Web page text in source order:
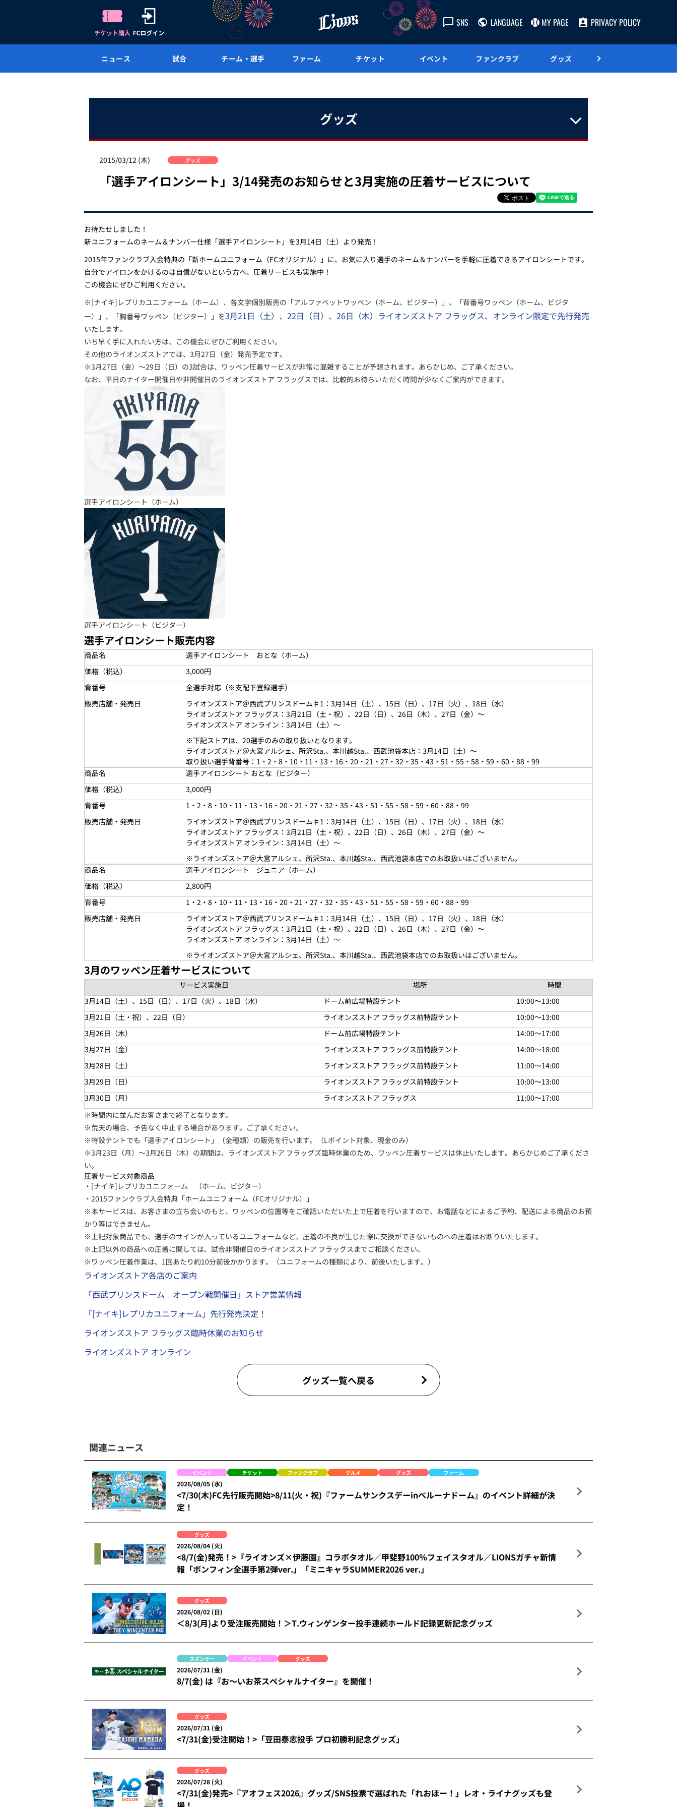
SNS LANGUAGE MY PAGE PRIVACY POLICY
ニュース 試合 チーム・選手 ファーム チケット イベント ファンクラブ グッズ
グッズ
2015/03/12 (木) グッズ
「選手アイロンシート」3/14発売のお知らせと3月実施の圧着サービスについて
お待たせしました！
新ユニフォームのネーム＆ナンバー仕様「選手アイロンシート」を3月14日（土）より発売！
2015年ファンクラブ入会特典の「新ホームユニフォーム（FCオリジナル）」に、お気に入り選手のネーム＆ナンバーを手軽に圧着できるアイロンシートです。
自分でアイロンをかけるのは自信がないという方へ、圧着サービスも実施中！
この機会にぜひご利用ください。
※[ナイキ]レプリカユニフォーム（ホーム）、各文字個別販売の「アルファベットワッペン（ホーム、ビジター）」、「背番号ワッペン（ホーム、ビジタ
ー）」、「胸番号ワッペン（ビジター）」を3月21日（土）、22日（日）、26日（木）ライオンズストア フラッグス、オンライン限定で先行発売
いたします。
いち早く手に入れたい方は、この機会にぜひご利用ください。
その他のライオンズストアでは、3月27日（金）発売予定です。
※3月27日（金）～29日（日）の3試合は、ワッペン圧着サービスが非常に混雑することが予想されます。あらかじめ、ご了承ください。
なお、平日のナイター開催日や非開催日のライオンズストア フラッグスでは、比較的お待ちいただく時間が少なくご案内ができます。
選手アイロンシート（ホーム）
選手アイロンシート（ビジター）
選手アイロンシート販売内容
商品名
選手アイロンシート おとな（ホーム）
価格（税込）
3,000円
背番号
全選手対応（※支配下登録選手）
販売店舗・発売日
ライオンズストア＠西武プリンスドーム♯1：3月14日（土）、15日（日）、17日（火）、18日（水）
ライオンズストア フラッグス：3月21日（土・祝）、22日（日）、26日（木）、27日（金）～
ライオンズストア オンライン：3月14日（土）～
※下記ストアは、20選手のみの取り扱いとなります。
ライオンズストア＠大宮アルシェ、所沢Sta.、本川越Sta.、西武池袋本店：3月14日（土）～
取り扱い選手背番号：1・2・8・10・11・13・16・20・21・27・32・35・43・51・55・58・59・60・88・99
商品名
選手アイロンシート おとな（ビジター）
価格（税込）
3,000円
背番号
1・2・8・10・11・13・16・20・21・27・32・35・43・51・55・58・59・60・88・99
販売店舗・発売日
ライオンズストア＠西武プリンスドーム♯1：3月14日（土）、15日（日）、17日（火）、18日（水）
ライオンズストア フラッグス：3月21日（土・祝）、22日（日）、26日（木）、27日（金）～
ライオンズストア オンライン：3月14日（土）～
※ライオンズストア＠大宮アルシェ、所沢Sta.、本川越Sta.、西武池袋本店でのお取扱いはございません。
商品名
選手アイロンシート ジュニア（ホーム）
価格（税込）
2,800円
背番号
1・2・8・10・11・13・16・20・21・27・32・35・43・51・55・58・59・60・88・99
販売店舗・発売日
ライオンズストア＠西武プリンスドーム♯1：3月14日（土）、15日（日）、17日（火）、18日（水）
ライオンズストア フラッグス：3月21日（土・祝）、22日（日）、26日（木）、27日（金）～
ライオンズストア オンライン：3月14日（土）～
※ライオンズストア＠大宮アルシェ、所沢Sta.、本川越Sta.、西武池袋本店でのお取扱いはございません。
3月のワッペン圧着サービスについて
サービス実施日 場所
時間
3月14日（土）、15日（日）、17日（火）、18日（水） ドーム前広場特設テント
10:00～13:00
3月21日（土・祝）、22日（日） ライオンズストア フラッグス前特設テント
10:00～13:00
3月26日（木）
ドーム前広場特設テント
14:00～17:00
3月27日（金）
ライオンズストア フラッグス前特設テント
14:00～18:00
3月28日（土） ライオンズストア フラッグス前特設テント
11:00～14:00
3月29日（日） ライオンズストア フラッグス前特設テント
10:00～13:00
3月30日（月）
ライオンズストア フラッグス
11:00～17:00
※時間内に並んだお客さまで終了となります。
※荒天の場合、予告なく中止する場合があります。ご了承ください。
※特設テントでも「選手アイロンシート」（全種類）の販売を行います。（Lポイント対象、現金のみ）
※3月23日（月）～3月26日（木）の期間は、ライオンズストア フラッグズ臨時休業のため、ワッペン圧着サービスは休止いたします。あらかじめご了承くださ
い。
圧着サービス対象商品
・[ナイキ]レプリカユニフォーム （ホーム、ビジター）
・2015ファンクラブ入会特典「ホームユニフォーム（FCオリジナル）」
※本サービスは、お客さまの立ち会いのもと、ワッペンの位置等をご確認いただいた上で圧着を行いますので、お電話などによるご予約、配送による商品のお預
かり等はできません。
※上記対象商品でも、選手のサインが入っているユニフォームなど、圧着の不良が生じた際に交換ができないものへの圧着はお断りいたします。
※上記以外の商品への圧着に関しては、試合非開催日のライオンズストア フラッグスまでご相談ください。
※ワッペン圧着作業は、1回あたり約10分前後かかります。（ユニフォームの種類により、前後いたします。）
ライオンズストア各店のご案内
「西武プリンスドーム オープン戦開催日」ストア営業情報
「[ナイキ]レプリカユニフォーム」先行発売決定！
ライオンズストア フラッグス臨時休業のお知らせ
ライオンズストア オンライン
グッズ一覧へ戻る
関連ニュース
イベント チケット ファンクラブ グルメ グッズ ファーム
2026/08/05 (水)
<7/30(木)FC先行販売開始>8/11(火・祝)『ファームサンクスデーinベルーナドーム』のイベント詳細が決
定！
グッズ
2026/08/04 (火)
<8/7(金)発売！>『ライオンズ×伊藤園』コラボタオル／甲斐野100％フェイスタオル／LIONSガチャ新情
報「ボンフィン全選手第2弾ver.」「ミニキャラSUMMER2026 ver.」
グッズ
2026/08/02 (日)
＜8/3(月)より受注販売開始！＞T.ウィンゲンター投手連続ホールド記録更新記念グッズ
スポンサー イベント グッズ
2026/07/31 (金)
8/7(金) は『お～いお茶スペシャルナイター』を開催！
グッズ
2026/07/31 (金)
<7/31(金)受注開始！>「豆田泰志投手 プロ初勝利記念グッズ」
グッズ
2026/07/28 (火)
<7/31(金)発売>『アオフェス2026』グッズ/SNS投票で選ばれた「れおほー！」レオ・ライナグッズも登